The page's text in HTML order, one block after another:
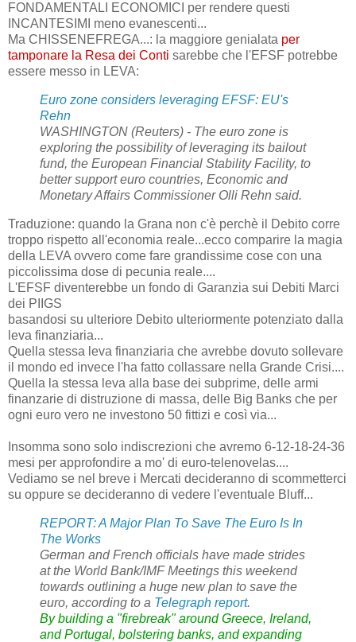
FONDAMENTALI ECONOMICI per rendere questi
INCANTESIMI meno evanescenti...
Ma CHISSENEFREGA...: la maggiore genialata per
tamponare la Resa dei Conti sarebbe che l'EFSF potrebbe
essere messo in LEVA:
Euro zone considers leveraging EFSF: EU's
Rehn
WASHINGTON (Reuters) - The euro zone is
exploring the possibility of leveraging its bailout
fund, the European Financial Stability Facility, to
better support euro countries, Economic and
Monetary Affairs Commissioner Olli Rehn said.
Traduzione: quando la Grana non c'è perchè il Debito corre
troppo rispetto all'economia reale...ecco comparire la magia
della LEVA ovvero come fare grandissime cose con una
piccolissima dose di pecunia reale....
L'EFSF diventerebbe un fondo di Garanzia sui Debiti Marci
dei PIIGS
basandosi su ulteriore Debito ulteriormente potenziato dalla
leva finanziaria...
Quella stessa leva finanziaria che avrebbe dovuto sollevare
il mondo ed invece l'ha fatto collassare nella Grande Crisi....
Quella la stessa leva alla base dei subprime, delle armi
finanzarie di distruzione di massa, delle Big Banks che per
ogni euro vero ne investono 50 fittizi e così via...
Insomma sono solo indiscrezioni che avremo 6-12-18-24-36
mesi per approfondire a mo' di euro-telenovelas....
Vediamo se nel breve i Mercati decideranno di scommetterci
su oppure se decideranno di vedere l'eventuale Bluff...
REPORT: A Major Plan To Save The Euro Is In
The Works
German and French officials have made strides
at the World Bank/IMF Meetings this weekend
towards outlining a huge new plan to save the
euro, according to a Telegraph report.
By building a "firebreak" around Greece, Ireland,
and Portugal, bolstering banks, and expanding